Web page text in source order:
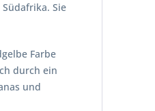
Sie
Farbe
durch ein
und